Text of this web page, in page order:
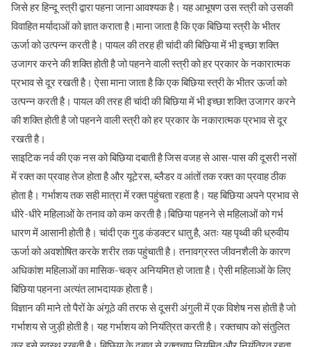
जिसे हर हिन्दू स्त्री द्वारा पहना जाना आवश्यक है। यह आभूषण उस स्त्री को उसकी
विवाहित मर्यादाओं को ज्ञात कराता है।माना जाता है कि एक बिछिया स्त्री के भीतर
ऊर्जा को उत्पन्न करती है। पायल की तरह ही चांदी की बिछिया में भी इच्छा शक्ति
उजागर करने की शक्ति होती है जो पहनने वाली स्त्री को हर प्रकार के नकारात्मक
प्रभाव से दूर रखती है। ऐसा माना जाता है कि एक बिछिया स्त्री के भीतर ऊर्जा को
उत्पन्न करती है। पायल की तरह ही चांदी की बिछिया में भी इच्छा शक्ति उजागर करने
की शक्ति होती है जो पहनने वाली स्त्री को हर प्रकार के नकारात्मक प्रभाव से दूर
रखती है।
साइटिक नर्व की एक नस को बिछिया दबाती है जिस वजह से आस-पास की दूसरी नसों
में रक्त का प्रवाह तेज होता है और यूटेरस, ब्लैडर व आंतों तक रक्त का प्रवाह ठीक
होता है। गर्भाशय तक सही मात्रा में रक्‍त पहुंचता रहता है। यह बिछिया अपने प्रभाव से
धीरे-धीरे महिलाओं के तनाव को कम करती है।बिछिया पहनने से महिलाओं को गर्भ
धारण में आसानी होती है। चांदी एक गुड कंडक्टर धातु है, अतः यह पृथ्वी की ध्रुवीय
ऊर्जा को अवशोषित करके शरीर तक पहुंचाती है। तनावग्रस्त जीवनशैली के कारण
अधिकांश महिलाओं का मासिक-चक्र अनियमित हो जाता है। ऐसी महिलाओं के लिए
बिछिया पहनना अत्यंत लाभदायक होता है।
विज्ञान की माने तो पैरों के अंगूठे की तरफ से दूसरी अंगुली में एक विशेष नस होती है जो
गर्भाशय से जुड़ी होती है। यह गर्भाशय को नियंत्रित करती है। रक्तचाप को संतुलित